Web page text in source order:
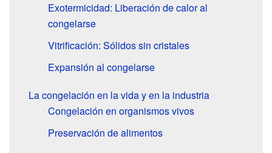
Exotermicidad: Liberación de calor al
congelarse
Vitrificación: Sólidos sin cristales
Expansión al congelarse
La congelación en la vida y en la industria
Congelación en organismos vivos
Preservación de alimentos